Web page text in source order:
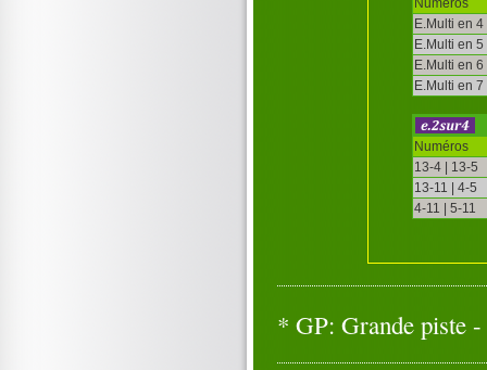
E.Multi en 4
E.Multi en 5
E.Multi en 6
E.Multi en 7
Numéros
13-4 | 13-5
13-11 | 4-5
4-11 | 5-11
* GP: Grande piste